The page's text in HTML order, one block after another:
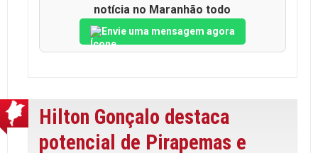
notícia no Maranhão todo
Envie uma mensagem agora
Hilton Gonçalo destaca
potencial de Pirapemas e